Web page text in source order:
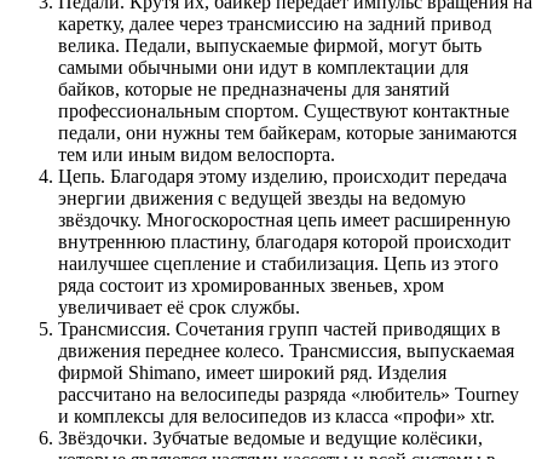
каретку, далее через трансмиссию на задний привод
велика. Педали, выпускаемые фирмой, могут быть
самыми обычными они идут в комплектации для
байков, которые не предназначены для занятий
профессиональным спортом. Существуют контактные
педали, они нужны тем байкерам, которые занимаются
тем или иным видом велоспорта.
Цепь. Благодаря этому изделию, происходит передача
энергии движения с ведущей звезды на ведомую
звёздочку. Многоскоростная цепь имеет расширенную
внутреннюю пластину, благодаря которой происходит
наилучшее сцепление и стабилизация. Цепь из этого
ряда состоит из хромированных звеньев, хром
увеличивает её срок службы.
Трансмиссия. Сочетания групп частей приводящих в
движения переднее колесо. Трансмиссия, выпускаемая
фирмой Shimano, имеет широкий ряд. Изделия
рассчитано на велосипеды разряда «любитель» Tourney
и комплексы для велосипедов из класса «профи» xtr.
Звёздочки. Зубчатые ведомые и ведущие колёсики,